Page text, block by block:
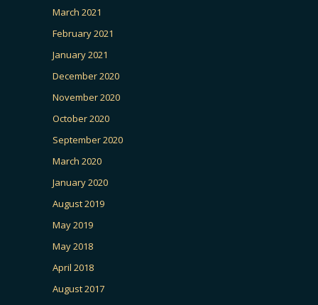
March 2021
February 2021
January 2021
December 2020
November 2020
October 2020
September 2020
March 2020
January 2020
August 2019
May 2019
May 2018
April 2018
August 2017